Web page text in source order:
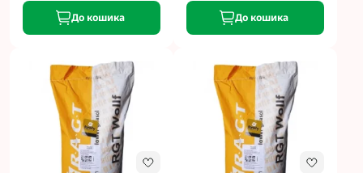
До кошика До кошика